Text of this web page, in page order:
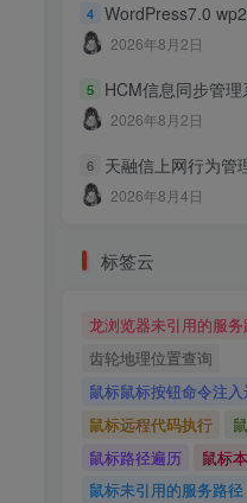
4 WordPress7.0 wp2shell 未授权RCE
2026年8月2日
5 HCM信息同步管理系统
2026年8月2日
6 天融信上网行为管
2026年8月4日
标签云
龙浏览器未引用的服
齿轮地理位置查询
鼠标鼠标按钮命令注入
鼠标远程代码执行
鼠标路径遍历
鼠标
鼠标未引用的服务路径